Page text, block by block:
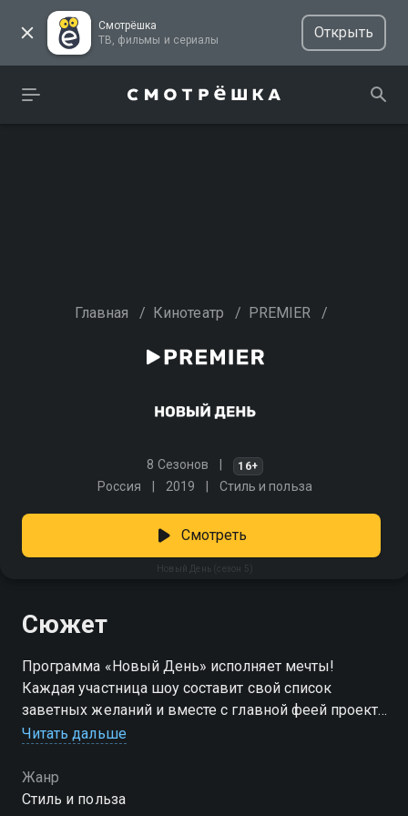
Смотрёшка
ТВ, фильмы и сериалы
Открыть
Главная / Кинотеатр / PREMIER /
8 Сезонов 16+
Россия 2019 Стиль и польза
Новый День (сезон 5)
Смотреть
Сюжет
Программа «Новый День» исполняет мечты!
Каждая участница шоу составит свой список
заветных желаний и вместе с главной феей проекта
выберет именно то желание, которое даст толчок в
будет астролог проекта. Команда стилистов
подберет участницам совершенно новый образ, а
Читать дальше
Жанр
Стиль и польза